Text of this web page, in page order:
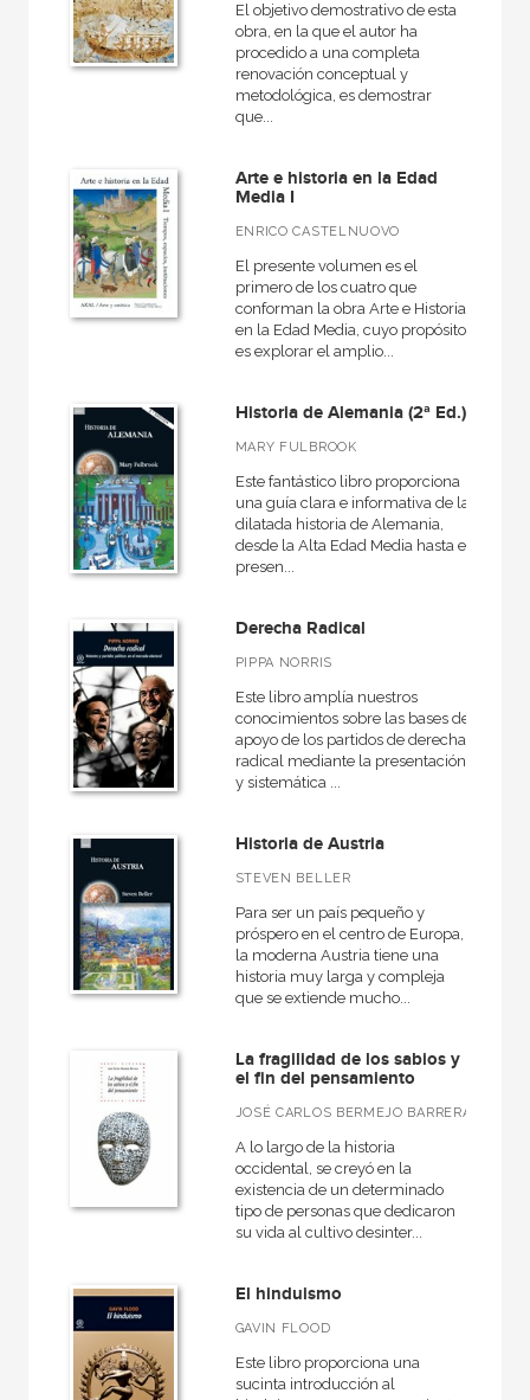
VER TODAS... (16)
Arealonga - Letras galegas
Arqueología
Arte en contexto
Arte y estética
Básica de Bolsillo  Serie Referencia
Básica de Bolsillo  Serie Utopías
Caprichos
Ciencia
NUESTROS FORMATOS
Cartoné
Ebook
Rústica
Catálogos PDF
El objetivo demostrativo de esta
obra, en la que el autor ha
procedido a una completa
renovación conceptual y
metodológica, es demostrar
que...
Arte e historia en la Edad
Media I
ENRICO CASTELNUOVO
El presente volumen es el
primero de los cuatro que
conforman la obra Arte e Historia
en la Edad Media, cuyo propósito
es explorar el amplio...
Historia de Alemania (2ª Ed.)
MARY FULBROOK
Este fantástico libro proporciona
una guía clara e informativa de la
dilatada historia de Alemania,
desde la Alta Edad Media hasta el
presen...
Derecha Radical
PIPPA NORRIS
Este libro amplía nuestros
conocimientos sobre las bases de
apoyo de los partidos de derecha
radical mediante la presentación
y sistemática ...
Historia de Austria
STEVEN BELLER
Para ser un país pequeño y
próspero en el centro de Europa,
la moderna Austria tiene una
historia muy larga y compleja
que se extiende mucho...
La fragilidad de los sabios y
el fin del pensamiento
JOSÉ CARLOS BERMEJO BARRERA
A lo largo de la historia
occidental, se creyó en la
existencia de un determinado
tipo de personas que dedicaron
su vida al cultivo desinter...
El hinduismo
GAVIN FLOOD
Este libro proporciona una
sucinta introducción al